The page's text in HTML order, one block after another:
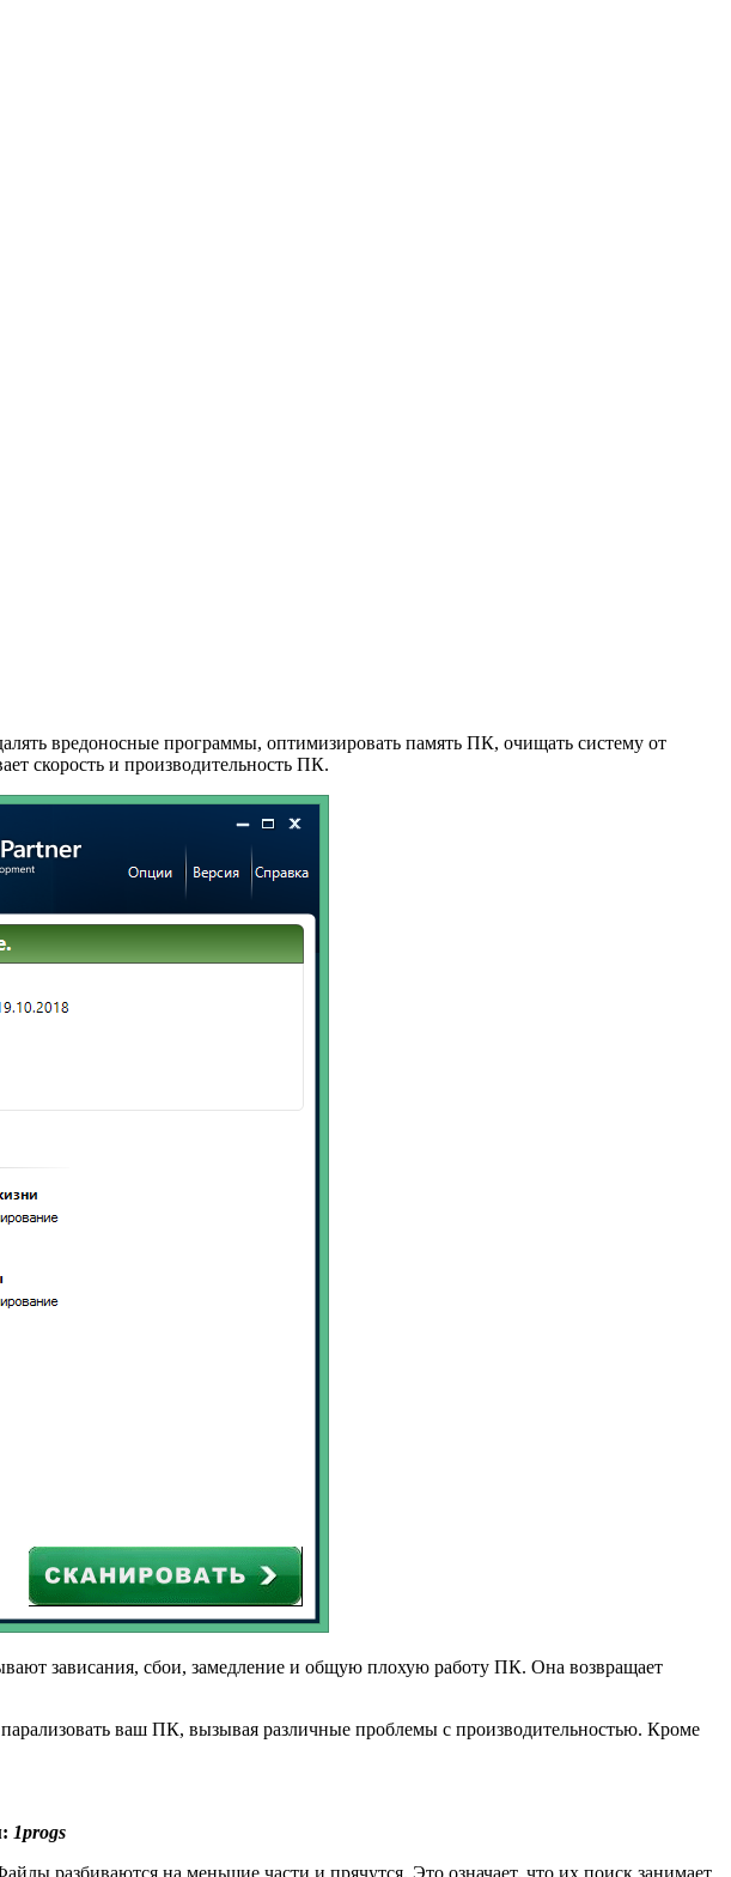
вредоносные программы, оптимизировать память ПК, очищать систему от
скорость и производительность ПК.
зависания, сбои, замедление и общую плохую работу ПК. Она возвращает
ваш ПК, вызывая различные проблемы с производительностью. Кроме
1progs